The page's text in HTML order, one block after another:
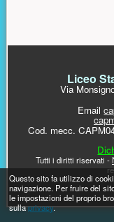
Messaggio di
Questo sito fa utilizzo di
navigazione. Per fruire del
le impostazioni del proprio
sullaprivacy.
Liceo
Via
Email
Cod. mecc.
Tutti i diritti riservati -